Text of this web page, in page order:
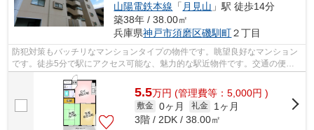
山陽電鉄本線 「 月見山 」駅 徒歩14分
築38年 / 38.00㎡
兵庫県神戸市須磨区磯馴町２丁目
防犯対策もバッチリなマンションタイプの物件です。眺望良好なマンション
です。徒歩5分で駅にアクセス可能な、魅力的な駅近物件です。交通の便が
良く、2沿線利用できるマンションです...
5.5万円 (管理費等：5,000円 )
敷金 0ヶ月 礼金
1ヶ月
3階 / 2DK / 38.00㎡